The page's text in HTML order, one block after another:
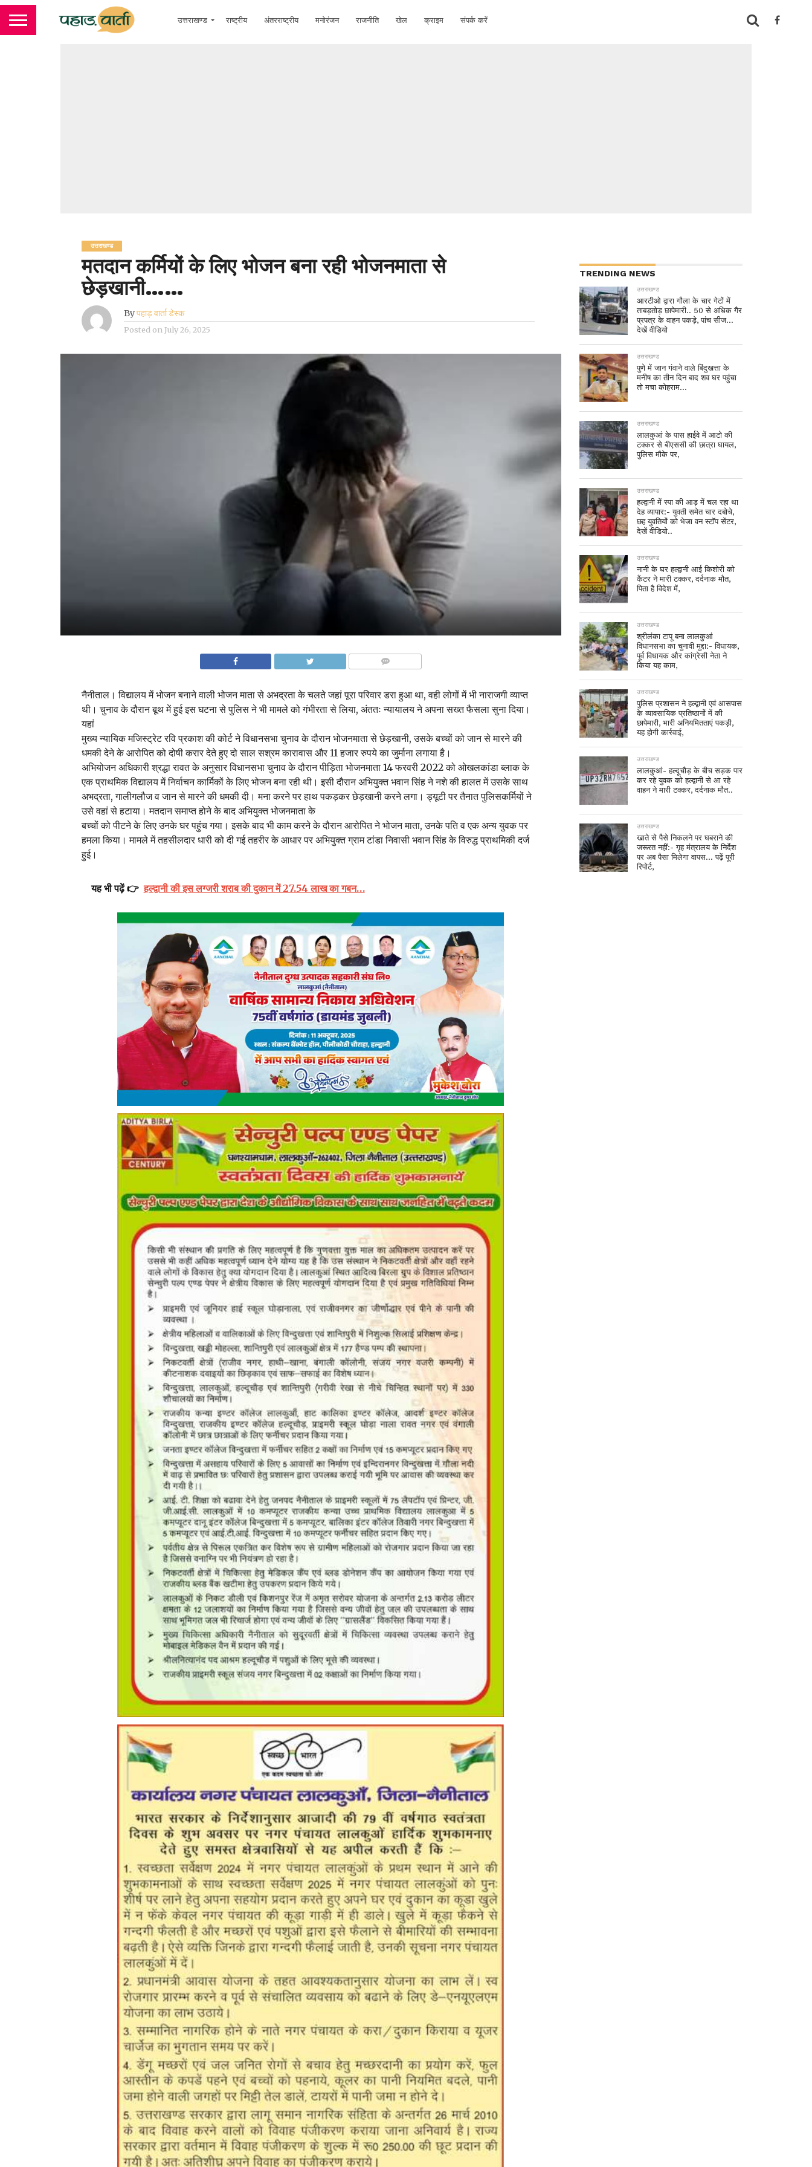
उत्तराखण्ड राष्ट्रीय अंतरराष्ट्रीय मनोरंजन राजनीति खेल क्राइम संपर्क करें
उत्तराखण्ड
मतदान कर्मियों के लिए भोजन बना रही भोजनमाता से
छेड़खानी……
Byपहाड़ वार्ता डेस्क
Posted on July 26, 2025
नैनीताल। विद्यालय में भोजन बनाने वाली भोजन माता से अभद्रता के चलते जहां पूरा परिवार डरा हुआ था, वही लोगों में भी नाराजगी व्याप्त
थी। चुनाव के दौरान बूथ में हुई इस घटना से पुलिस ने भी मामले को गंभीरता से लिया, अंततः न्यायालय ने अपना सख्त फैसला सुना दिया।
यहां
मुख्य न्यायिक मजिस्ट्रेट रवि प्रकाश की कोर्ट ने विधानसभा चुनाव के दौरान भोजनमाता से छेड़खानी, उसके बच्चों को जान से मारने की
धमकी देने के आरोपित को दोषी करार देते हुए दो साल सश्रम कारावास और 11 हजार रुपये का जुर्माना लगाया है।
अभियोजन अधिकारी श्रद्धा रावत के अनुसार विधानसभा चुनाव के दौरान पीड़िता भोजनमाता 14 फरवरी 2022 को ओखलकांडा ब्लाक के
एक प्राथमिक विद्यालय में निर्वाचन कार्मिकों के लिए भोजन बना रही थी। इसी दौरान अभियुक्त भवान सिंह ने नशे की हालत में उसके साथ
अभद्रता, गालीगलौज व जान से मारने की धमकी दी। मना करने पर हाथ पकड़कर छेड़खानी करने लगा। ड्यूटी पर तैनात पुलिसकर्मियों ने
उसे वहां से हटाया। मतदान समाप्त होने के बाद अभियुक्त भोजनमाता के
बच्चों को पीटने के लिए उनके घर पहुंच गया। इसके बाद भी काम करने के दौरान आरोपित ने भोजन माता, उनके पति व एक अन्य युवक पर
हमला किया। मामले में तहसीलदार धारी को दी गई तहरीर के आधार पर अभियुक्त ग्राम टांडा निवासी भवान सिंह के विरुद्ध प्राथमिकी दर्ज
हुई।
यह भी पढ़ें 👉 हल्द्वानी की इस लग्जरी शराब की दुकान में 27.54 लाख का गबन…
TRENDING NEWS
उत्तराखण्ड
आरटीओ द्वारा गौला के चार गेटों में
ताबड़तोड़ छापेमारी.. 50 से अधिक गैर
प्रपत्र के वाहन पकड़े, पांच सीज…
देखें वीडियो
उत्तराखण्ड
पुणे में जान गंवाने वाले बिंदुखत्ता के
मनीष का तीन दिन बाद शव घर पहुंचा
तो मचा कोहराम…
उत्तराखण्ड
लालकुआं के पास हाईवे में आटो की
टक्कर से बीएससी की छात्रा घायल,
पुलिस मौके पर,
उत्तराखण्ड
हल्द्वानी में स्पा की आड़ में चल रहा था
देह व्यापार:- युवती समेत चार दबोचे,
छह युवतियों को भेजा वन स्टॉप सेंटर,
देखें वीडियो..
उत्तराखण्ड
नानी के घर हल्द्वानी आई किशोरी को
कैंटर ने मारी टक्कर, दर्दनाक मौत,
पिता है विदेश में,
उत्तराखण्ड
श्रीलंका टापू बना लालकुआं
विधानसभा का चुनावी मुद्दा:- विधायक,
पूर्व विधायक और कांग्रेसी नेता ने
किया यह काम,
उत्तराखण्ड
पुलिस प्रशासन ने हल्द्वानी एवं आसपास
के व्यावसायिक प्रतिष्ठानों में की
छापेमारी, भारी अनियमितताएं पकड़ी,
यह होगी कार्रवाई,
उत्तराखण्ड
लालकुआं- हल्दूचौड़ के बीच सड़क पार
कर रहे युवक को हल्द्वानी से आ रहे
वाहन ने मारी टक्कर, दर्दनाक मौत..
उत्तराखण्ड
खाते से पैसे निकलने पर घबराने की
जरूरत नहीं:- गृह मंत्रालय के निर्देश
पर अब पैसा मिलेगा वापस… पढ़ें पूरी
रिपोर्ट,